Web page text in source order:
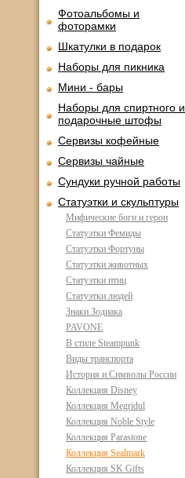
Фотоальбомы и
фоторамки
Шкатулки в подарок
Наборы для пикника
Мини - бары
Наборы для спиртного и
подарочные штофы
Сервизы кофейные
Сервизы чайные
Сундуки ручной работы
Статуэтки и скульптуры
Мифические боги и герои
Статуэтки Фемиды
Статуэтки Фортуны
Статуэтки животных
Статуэтки птиц
Статуэтки людей
Знаки Зодиака
PAVONE
В стиле Steampunk
Виды транспорта
История и Символы России
Коллекция Disney
Коллекция Megridul
Коллекция Noble Style
Коллекция Parastone
Коллекция Sealmark
Коллекция SK Gifts